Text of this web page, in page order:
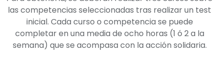
las competencias seleccionadas tras realizar un test
inicial. Cada curso o competencia se puede
completar en una media de ocho horas (1 ó 2 a la
semana) que se acompasa con la acción solidaria.